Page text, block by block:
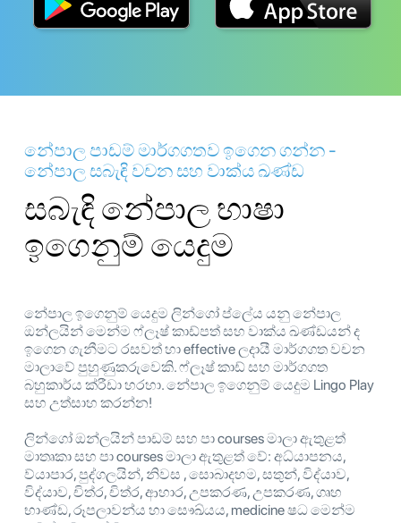
නේපාල පාඩම් මාර්ගගතව ඉගෙන ගන්න -
නේපාල සබැඳි වචන සහ වාක්ය ඛණ්ඩ
සබැඳි නේපාල භාෂා
ඉගෙනුම් යෙදුම
නේපාල ඉගෙනුම් යෙදුම ලින්ගෝ ප්ලේය යනු නේපාල
ඔන්ලයින් මෙන්ම ෆ්ලෑෂ් කාඩ්පත් සහ වාක්ය ඛණ්ඩයන් ද
ඉගෙන ගැනීමට රසවත් හා effective ලදායී මාර්ගගත වචන
මාලාවේ පුහුණුකරුවෙකි. ෆ්ලෑෂ් කාඩ් සහ මාර්ගගත
බහුකාර්ය ක්රීඩා හරහා. නේපාල ඉගෙනුම් යෙදුම Lingo Play
සහ උත්සාහ කරන්න!
ලින්ගෝ ඔන්ලයින් පාඩම් සහ පා courses මාලා ඇතුළත්
මාතෘකා සහ පා courses මාලා ඇතුළත් වේ: අධ්යාපනය,
ව්යාපාර, පුද්ගලයින්, නිවස , සොබාදහම, සතුන්, විද්යාව,
විද්යාව, චිත්ර, චිත්ර, ආහාර, උපකරණ, උපකරණ, ගෘහ
භාණ්ඩ, රූපලාවන්ය හා සෞඛ්යය, medicine ෂධ මෙන්ම